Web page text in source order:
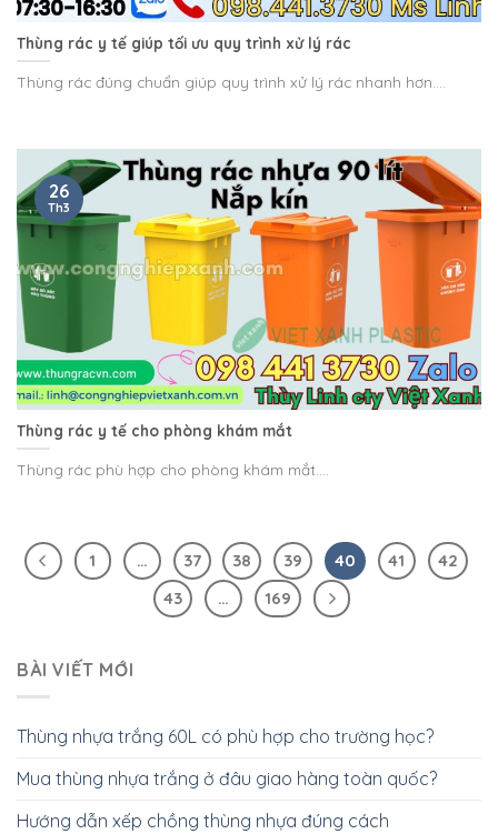
Thùng rác y tế giúp tối ưu quy trình xử lý rác
Thùng rác đúng chuẩn giúp quy trình xử lý rác nhanh hơn....
Thùng rác y tế cho phòng khám mắt
Thùng rác phù hợp cho phòng khám mắt....
26
Th3
1 … 37 38 39 40 41
42
43
… 169
BÀI VIẾT MỚI
Thùng nhựa trắng 60L có phù hợp cho trường học?
Mua thùng nhựa trắng ở đâu giao hàng toàn quốc?
Hướng dẫn xếp chồng thùng nhựa đúng cách